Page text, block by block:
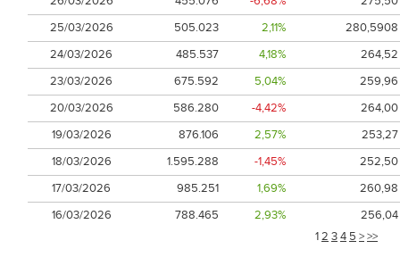
12 34 5 >>>
25/03/2026
505.023 2,11%
280,5908
24/03/2026
485.537 4,18%
264,52
23/03/2026
675.592 5,04%
259,96
20/03/2026
586.280 -4,42%
264,00
19/03/2026
876.106 2,57%
253,27
18/03/2026
1.595.288 -1,45%
252,50
17/03/2026
985.251 1,69%
260,98
16/03/2026
788.465 2,93% 256,04